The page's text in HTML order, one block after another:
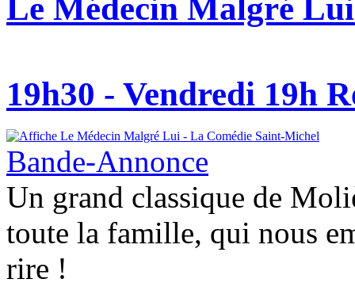
Le Médecin Malgré
19h30 - Vendredi 19h
Bande-Annonce
Un grand classique de
toute la famille, qui nous
rire !